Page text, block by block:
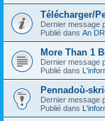
Télécharger/
Dernier message
Publié dans An
More Than 1
Dernier message
Publié dans
Pennadoù-
Dernier message
Publié dans